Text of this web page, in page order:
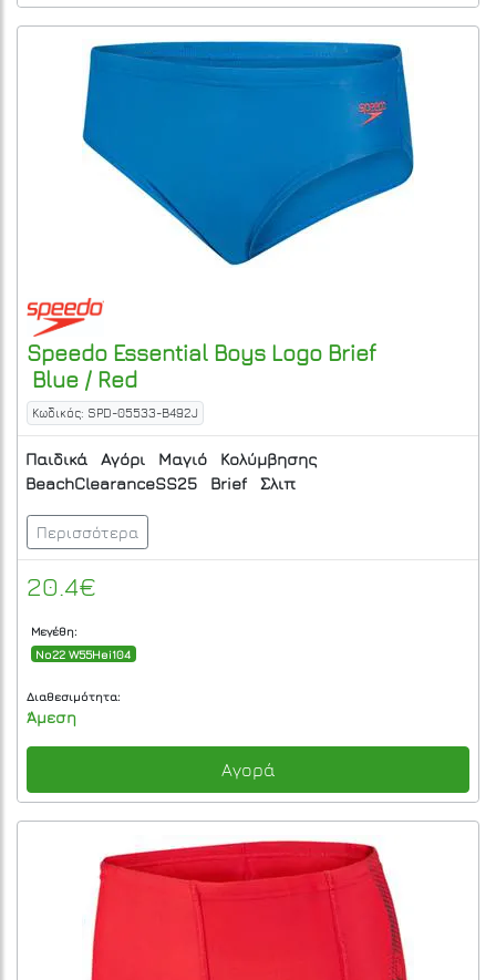
Speedo Essential Boys Logo Brief
Blue / Red
Κωδικός: SPD-05533-B492J
Παιδικά Αγόρι Μαγιό
Κολύμβησης
BeachClearanceSS25
Brief Σλιπ
Περισσότερα
20.4€
Μεγέθη:
No22 W55Hei104
Διαθεσιμότητα:
Άμεση
Αγορά